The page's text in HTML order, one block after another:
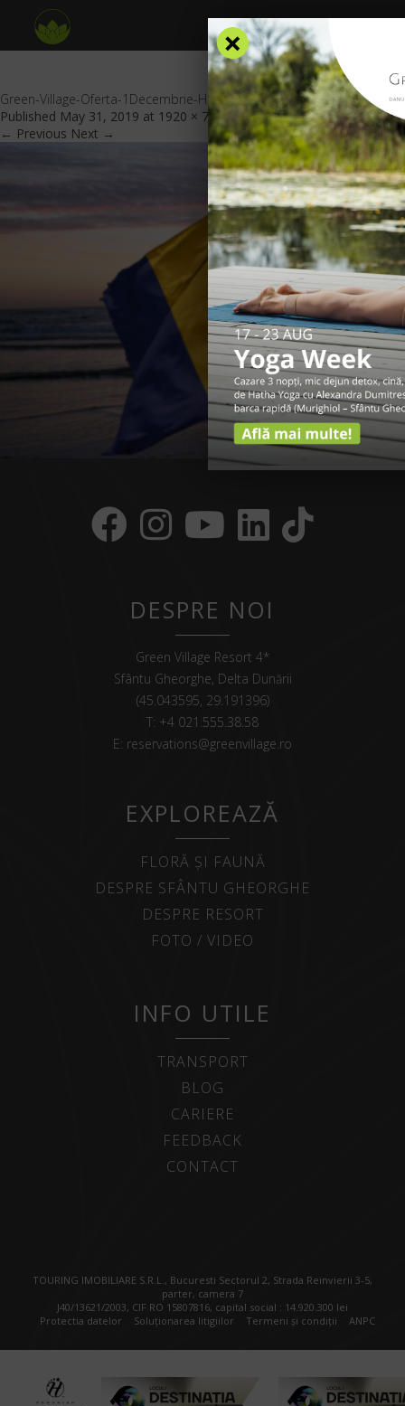
Green-Village-Oferta-1Decembrie-Header
Published May 31, 2019 at 1920 × 700 inOferte Speciale.
← Previous Next →
DESPRE NOI
Green Village Resort 4*
Sfântu Gheorghe, Delta Dunării
(45.043595, 29.191396)
T: +4 021.555.38.58
E: reservations@greenvillage.ro
EXPLOREAZĂ
FLORĂ ȘI FAUNĂ
DESPRE SFÂNTU GHEORGHE
DESPRE RESORT
FOTO / VIDEO
INFO UTILE
TRANSPORT
BLOG
CARIERE
FEEDBACK
CONTACT
TOURING IMOBILIARE S.R.L., Bucuresti Sectorul 2, Strada Reinvierii 3-5,
parter, camera 7
J40/13621/2003, CIF RO 15807816, capital social : 14.920.300 lei
Protectia datelor
Soluționarea litigiilor Termeni și condiții ANPC
×